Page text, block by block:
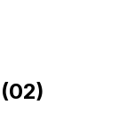
(02)